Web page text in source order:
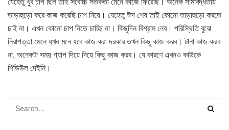
তাড়াহুড়ো করে কাজ করেছি চাপ নিয়ে। যেহেতু ঈদ শেষ তাই কোনো তাড়াহুড়ো করতে
চাই না। এখন কোনো চাপ নিতে চাচ্ছি না। কিছুদিন বিশ্রাম নেব। পরিস্থিতি বুঝে
নিরাপত্তা মেনে যখন মনে হবে কাজ করা দরকার তখন কিছু কাজ করব। টানা কাজ করব
না, অনেকটা সময় গ্যাপ দিয়ে দিয়ে কিছু কাজ করব। যে কারণে এখনও কাউকে
শিডিউল দেইনি।